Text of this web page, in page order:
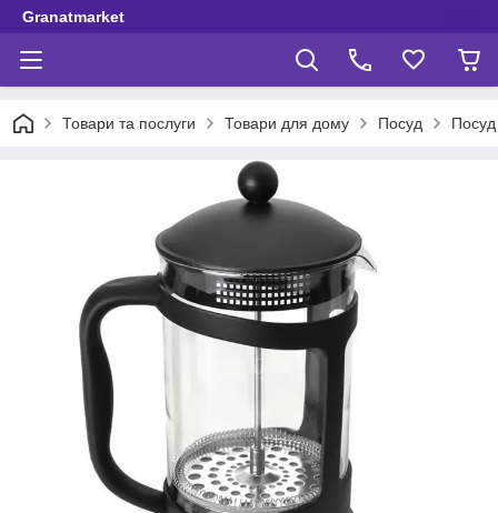
Granatmarket
Товари та послуги Товари для дому Посуд